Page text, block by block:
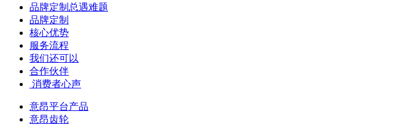
品牌定制总遇难题
品牌定制
核心优势
服务流程
我们还可以
合作伙伴
​ 消费者心声
意昂平台产品
意昂齿轮